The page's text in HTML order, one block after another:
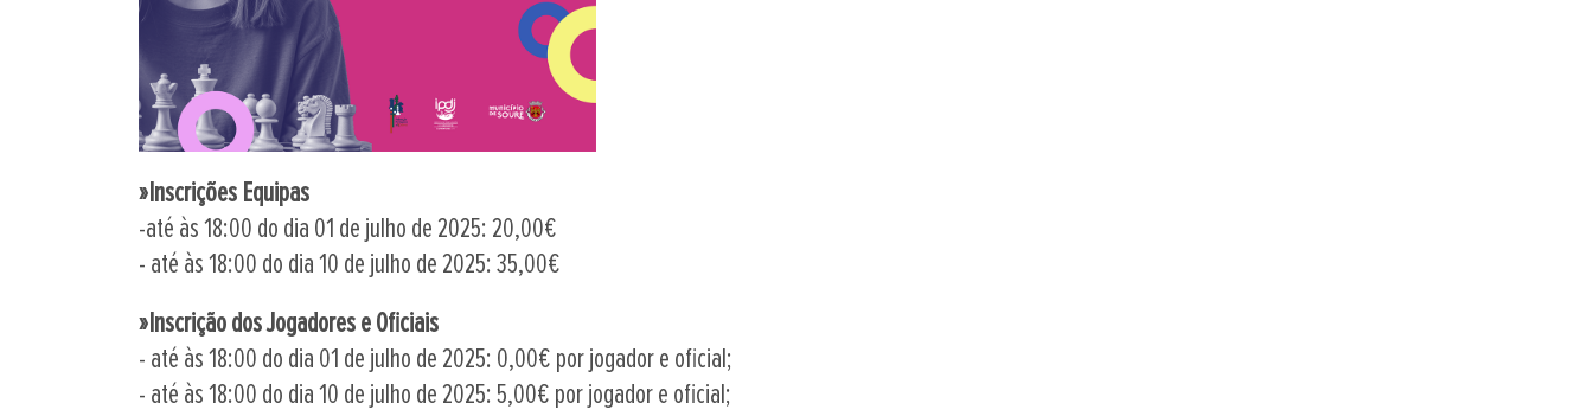
»Inscrições Equipas
-até às 18:00 do dia 01 de julho de 2025: 20,00€
- até às 18:00 do dia 10 de julho de 2025: 35,00€
»Inscrição dos Jogadores e Oficiais
- até às 18:00 do dia 01 de julho de 2025: 0,00€ por jogador e oficial;
- até às 18:00 do dia 10 de julho de 2025: 5,00€ por jogador e oficial;